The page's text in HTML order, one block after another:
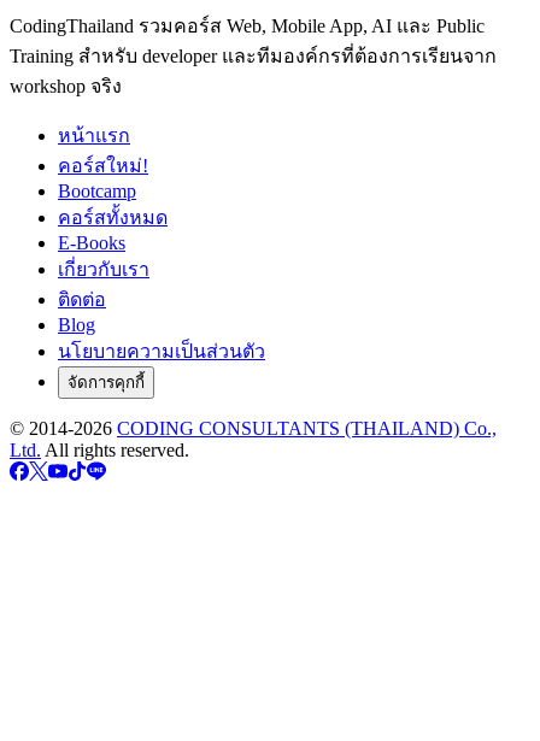
CodingThailand รวมคอร์ส Web, Mobile App, AI และ Public
Training สำหรับ developer และทีมองค์กรที่ต้องการเรียนจาก
workshop จริง
หน้าแรก
คอร์สใหม่!
Bootcamp
คอร์สทั้งหมด
E-Books
เกี่ยวกับเรา
ติดต่อ
Blog
นโยบายความเป็นส่วนตัว
จัดการคุกกี้
© 2014-2026 CODING CONSULTANTS (THAILAND) Co.,
Ltd. All rights reserved.